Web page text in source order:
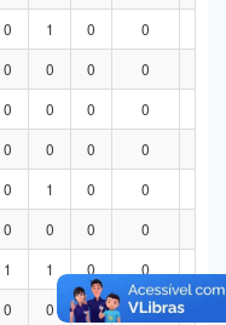
0 1 0 0
0 0 0 0
0 0 0 0
0 0 0 0
0 1 0 0
0 0 0 0
1 1 0 0
0 0 0 0